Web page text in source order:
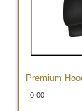
Premium
0.00